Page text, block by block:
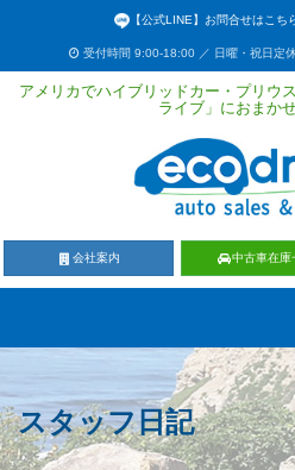
【公式LINE】お問合せはこ
受付時間 9:00-18:00 ／ 日曜・祝日定
アメリカでハイブリッドカー・プリウ
ライブ」におまか
会社案内 中古車在庫
スタッフ日記